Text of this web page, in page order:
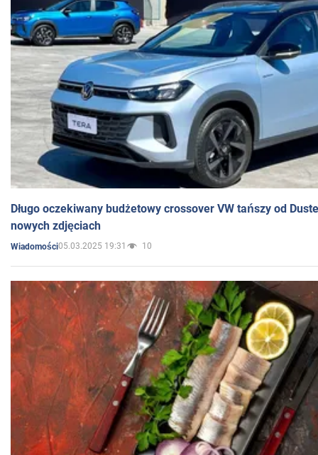
Długo oczekiwany budżetowy crossover VW tańszy od
nowych zdjęciach
Wiadomości05.03.2025 19:31 10